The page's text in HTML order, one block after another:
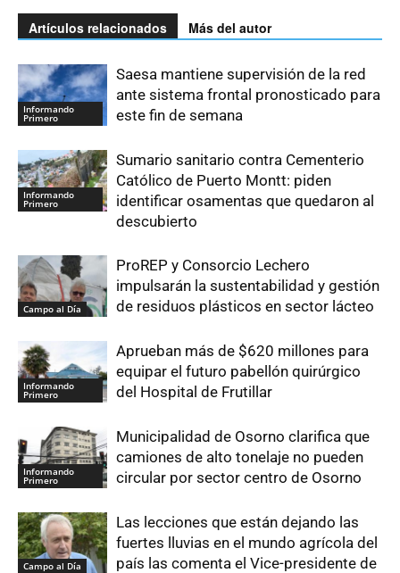
Artículos relacionados Más del autor
Informando
Primero
Saesa mantiene supervisión de la red
ante sistema frontal pronosticado para
este fin de semana
Informando
Primero
Sumario sanitario contra Cementerio
Católico de Puerto Montt: piden
identificar osamentas que quedaron al
descubierto
Campo al Día
ProREP y Consorcio Lechero
impulsarán la sustentabilidad y gestión
de residuos plásticos en sector lácteo
Informando
Primero
Aprueban más de $620 millones para
equipar el futuro pabellón quirúrgico
del Hospital de Frutillar
Informando
Primero
Municipalidad de Osorno clarifica que
camiones de alto tonelaje no pueden
circular por sector centro de Osorno
Campo al Día
Las lecciones que están dejando las
fuertes lluvias en el mundo agrícola del
país las comenta el Vice-presidente de